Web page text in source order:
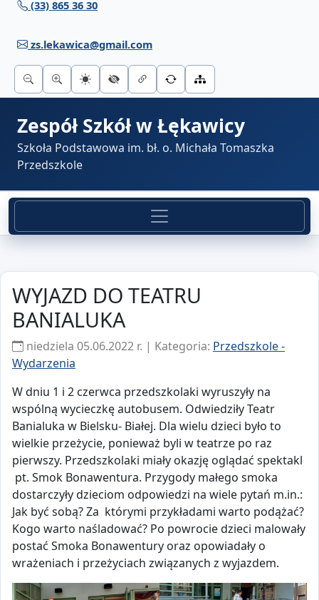
Przejdź do treści
(33) 865 36 30
zs.lekawica@gmail.com
Zespół Szkół w Łękawicy
Szkoła Podstawowa im. bł. o. Michała Tomaszka
Przedszkole
WYJAZD DO TEATRU
BANIALUKA
niedziela 05.06.2022 r. | Kategoria: Przedszkole -
Wydarzenia
W dniu 1 i 2 czerwca przedszkolaki wyruszyły na
wspólną wycieczkę autobusem. Odwiedziły Teatr
Banialuka w Bielsku- Białej. Dla wielu dzieci było to
wielkie przeżycie, ponieważ byli w teatrze po raz
pierwszy. Przedszkolaki miały okazję oglądać spektakl
pt. Smok Bonawentura. Przygody małego smoka
dostarczyły dzieciom odpowiedzi na wiele pytań m.in.:
Jak być sobą? Za którymi przykładami warto podążać?
Kogo warto naśladować? Po powrocie dzieci malowały
postać Smoka Bonawentury oraz opowiadały o
wrażeniach i przeżyciach związanych z wyjazdem.